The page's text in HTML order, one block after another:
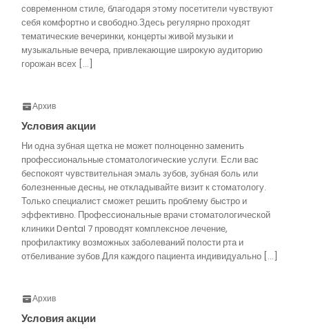
современном стиле, благодаря этому посетители чувствуют
себя комфортно и свободно.Здесь регулярно проходят
тематические вечеринки, концерты живой музыки и
музыкальные вечера, привлекающие широкую аудиторию
горожан всех […]
Архив
Условия акции
Ни одна зубная щетка не может полноценно заменить
профессиональные стоматологические услуги. Если вас
беспокоят чувствительная эмаль зубов, зубная боль или
болезненные десны, не откладывайте визит к стоматологу.
Только специалист сможет решить проблему быстро и
эффективно. Профессиональные врачи стоматологической
клиники Dental 7 проводят комплексное лечение,
профилактику возможных заболеваний полости рта и
отбеливание зубов.Для каждого пациента индивидуально […]
Архив
Условия акции